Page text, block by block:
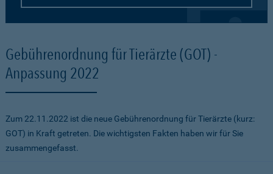
Gebührenordnung für Tierärzte (GOT) -
Anpassung 2022
Zum 22.11.2022 ist die neue Gebührenordnung für Tierärzte (kurz:
GOT) in Kraft getreten. Die wichtigsten Fakten haben wir für Sie
zusammengefasst.